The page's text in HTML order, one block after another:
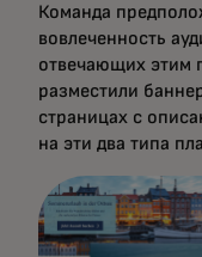
Команда
вовлеченность
отвечающих этим
разместили
страницах с
на эти два типа